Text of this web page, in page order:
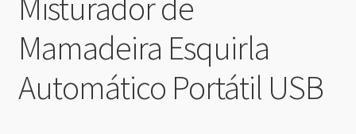
Mamadeira Esquirla
Automático Portátil USB